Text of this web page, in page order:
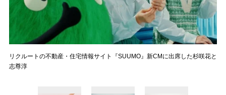
リクルートの不動産・住宅情報サイト『SUUMO』新CMに出席した杉咲花と
志尊淳